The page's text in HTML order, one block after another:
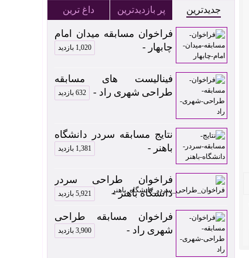
جدیدترین پر بازدیدترین داغ ترین
فراخوان مسابقه میدان امام
چابهار -
1,020 بازدید
فینالیست های مسابقه
طراحی شهری راد -
632 بازدید
نتایج مسابقه سردر دانشگاه
باهنر -
1,381 بازدید
فراخوان طراحی سردر
دانشگاه باهنر -
5,921 بازدید
فراخوان مسابقه طراحی
شهری راد -
3,900 بازدید